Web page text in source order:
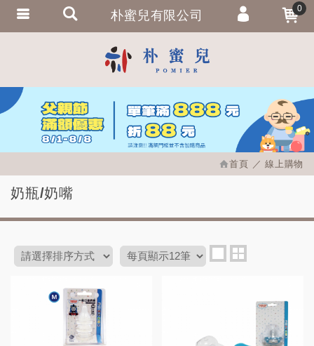
首頁 線上購物
奶瓶/奶嘴
朴蜜兒有限公司 0
會員登入
會員註冊
忘記密碼
訂單查詢
繁體中文